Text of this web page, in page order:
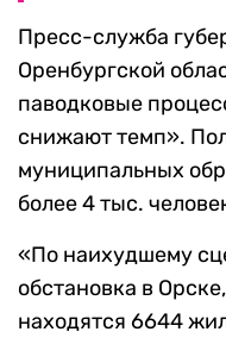
Пресс-служба
Оренбургской
паводковые
снижают темп».
муниципальных
более 4 тыс.
«По наихудшему
обстановка в
находятся 6644